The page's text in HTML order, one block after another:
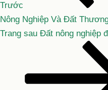
viết
Trước
Nông Nghiệp Và Đất
Bài
Trang sau Đất nông nghiệp